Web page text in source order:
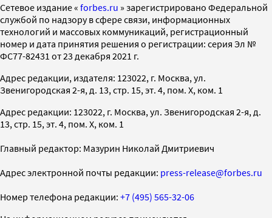
Cетевое издание « forbes.ru » зарегистрировано Федеральной
службой по надзору в сфере связи, информационных
технологий и массовых коммуникаций, регистрационный
номер и дата принятия решения о регистрации: серия Эл №
ФС77-82431 от 23 декабря 2021 г.
Адрес редакции, издателя: 123022, г. Москва, ул.
Звенигородская 2-я, д. 13, стр. 15, эт. 4, пом. X, ком. 1
Адрес редакции: 123022, г. Москва, ул. Звенигородская 2-я, д.
13, стр. 15, эт. 4, пом. X, ком. 1
Главный редактор: Мазурин Николай Дмитриевич
Адрес электронной почты редакции: press-release@forbes.ru
Номер телефона редакции: +7 (495) 565-32-06